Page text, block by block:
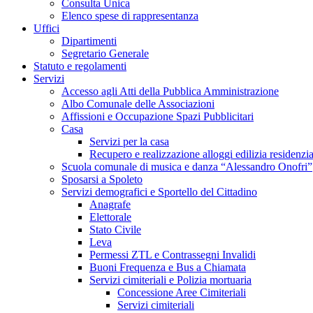
Consulta Unica
Elenco spese di rappresentanza
Uffici
Dipartimenti
Segretario Generale
Statuto e regolamenti
Servizi
Accesso agli Atti della Pubblica Amministrazione
Albo Comunale delle Associazioni
Affissioni e Occupazione Spazi Pubblicitari
Casa
Servizi per la casa
Recupero e realizzazione alloggi edilizia
Scuola comunale di musica e danza “Alessandro Onofri”
Sposarsi a Spoleto
Servizi demografici e Sportello del Cittadino
Anagrafe
Elettorale
Stato Civile
Leva
Permessi ZTL e Contrassegni Invalidi
Buoni Frequenza e Bus a Chiamata
Servizi cimiteriali e Polizia mortuaria
Concessione Aree Cimiteriali
Servizi cimiteriali